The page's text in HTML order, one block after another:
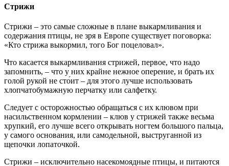
Стрижи
Стрижи – это самые сложные в плане выкармливания и
содержания птицы, не зря в Европе существует поговорка:
«Кто стрижа выкормил, того Бог поцеловал».
Что касается выкармливания стрижей, первое, что надо
запомнить, – что у них крайне нежное оперение, и брать их
голой рукой не сто́ит – для этого лучше использовать
хлопчатобумажную перчатку или салфетку.
Следует с осторожностью обращаться с их клювом при
насильственном кормлении – клюв у стрижей также весьма
хрупкий, его лучше всего открывать ногтем большого пальца,
у самого основания, или самодельной, выструганной из
щепочки лопаточкой.
Стрижи – исключительно насекомоядные птицы, и питаются